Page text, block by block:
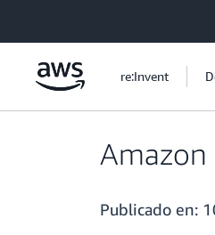
re:Invent
Amazon
Publicado en: